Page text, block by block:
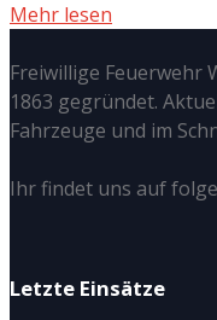
Mehr lesen
Freiwillige Feuerwehr
1863 gegründet.
Fahrzeuge und im
Ihr findet uns auf
Letzte Einsätze